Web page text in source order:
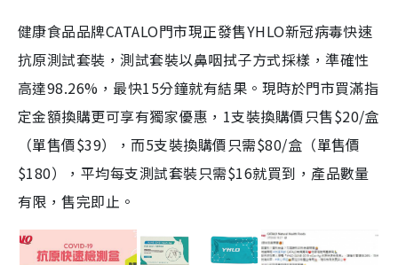
健康食品品牌CATALO門市現正發售YHLO新冠病毒快速
抗原測試套裝，測試套裝以鼻咽拭子方式採樣，準確性
高達98.26%，最快15分鐘就有結果。現時於門市買滿指
定金額換購更可享有獨家優惠，1支裝換購價只售$20/盒
（單售價$39），而5支裝換購價只需$80/盒（單售價
$180），平均每支測試套裝只需$16就買到，產品數量
有限，售完即止。